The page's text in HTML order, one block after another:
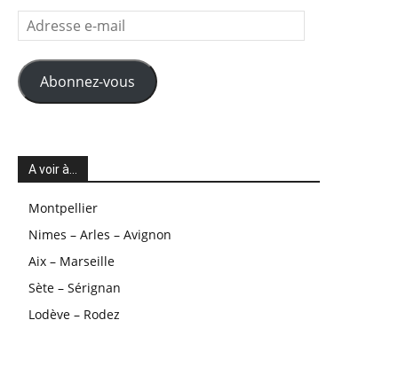
Adresse
e-
mail
Abonnez-vous
A voir à…
Montpellier
Nimes – Arles – Avignon
Aix – Marseille
Sète – Sérignan
Lodève – Rodez